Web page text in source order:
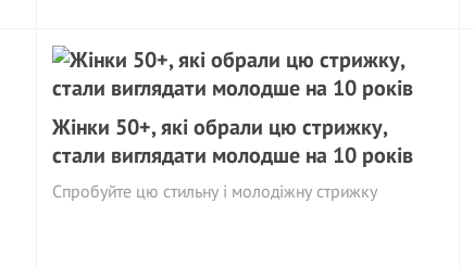
Жінки 50+, які обрали цю стрижку,
стали виглядати молодше на 10 років
Спробуйте цю стильну і молодіжну стрижку